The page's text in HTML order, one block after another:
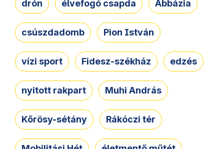
drón élvefogó csapda Abbázia
csúszdadomb Pion István
vízi sport Fidesz-székház edzés
nyitott rakpart Muhi András
Kőrösy-sétány Rákóczi tér